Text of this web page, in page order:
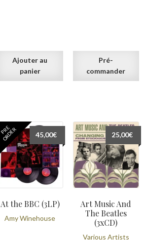
Ajouter au
panier
Pré-
commander
At the BBC (3LP)
Amy Winehouse
45,00€
PRE
ORDER
Art Music And
The Beatles
(3xCD)
Various Artists
25,00€